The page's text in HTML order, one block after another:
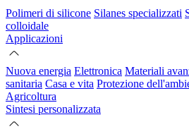
Polimeri di silicone Silanes specializzati
colloidale
Applicazioni
Nuova energia Elettronica Materiali
sanitaria Casa e vita Protezione
Agricoltura
Sintesi personalizzata